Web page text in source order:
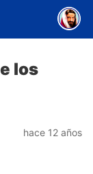
los
hace 12 años